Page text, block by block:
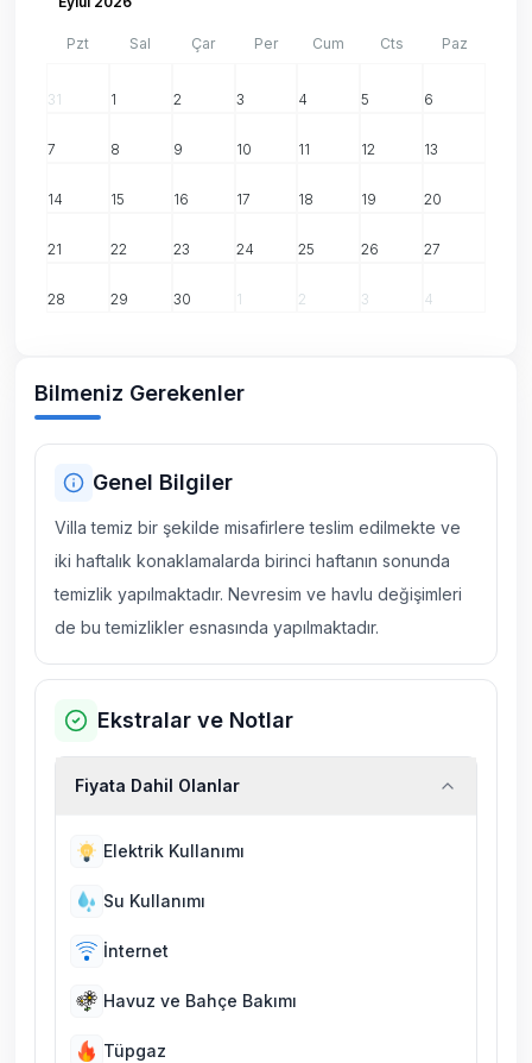
Pzt Sal Çar Per Cum Cts Paz
31 1 2 3 4 5 6
7 8 9 10 11 12 13
14 15 16 17 18 19 20
21 22 23 24 25 26 27
28 29 30 1 2 3 4
Bilmeniz Gerekenler
Genel Bilgiler
Villa temiz bir şekilde misafirlere teslim edilmekte ve
iki haftalık konaklamalarda birinci haftanın sonunda
temizlik yapılmaktadır. Nevresim ve havlu değişimleri
de bu temizlikler esnasında yapılmaktadır.
Ekstralar ve Notlar
Fiyata Dahil Olanlar
Elektrik Kullanımı
Su Kullanımı
İnternet
Havuz ve Bahçe Bakımı
Tüpgaz